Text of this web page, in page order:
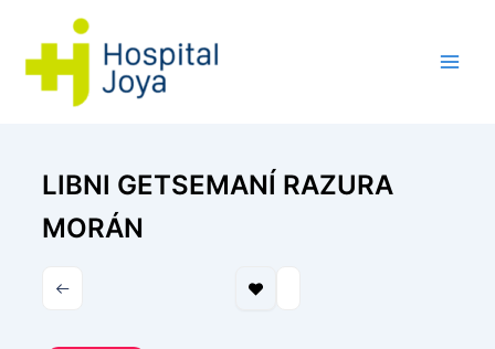
contenido
LIBNI GETSEMANÍ RAZURA
MORÁN